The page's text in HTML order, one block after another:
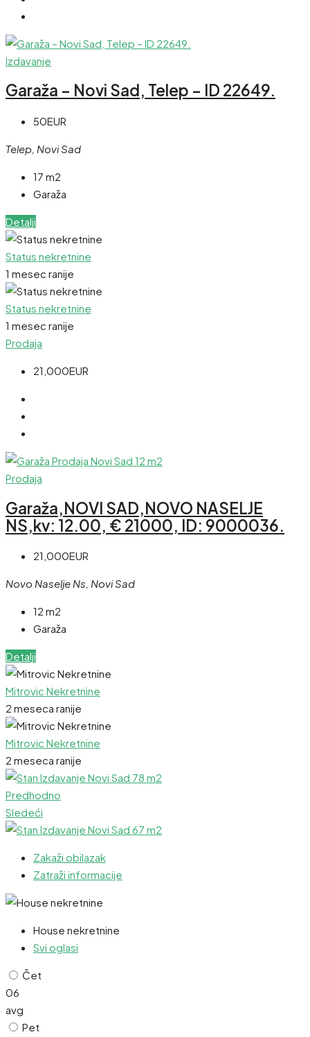
Izdavanje
Garaža – Novi Sad, Telep – ID 22649.
50EUR
Telep, Novi Sad
17 m2
Garaža
Detalji
Status nekretnine
1 mesec ranije
Status nekretnine
1 mesec ranije
Prodaja
21,000EUR
Prodaja
Garaža,NOVI SAD,NOVO NASELJE
NS,kv: 12.00, € 21000, ID: 9000036.
21,000EUR
Novo Naselje Ns, Novi Sad
12 m2
Garaža
Detalji
Mitrovic Nekretnine
2 meseca ranije
Mitrovic Nekretnine
2 meseca ranije
Predhodno
Sledeći
Zakaži obilazak
Zatraži informacije
House nekretnine
Svi oglasi
Čet
06
avg
Pet